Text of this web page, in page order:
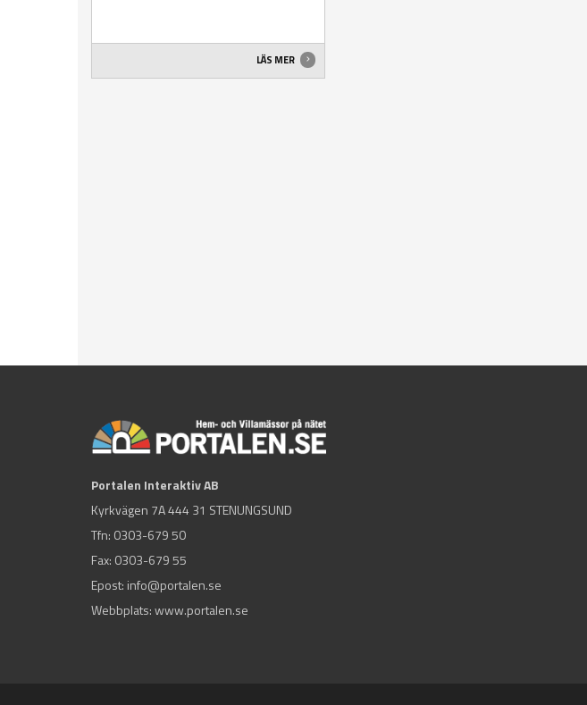
LÄS MER
Portalen Interaktiv AB
Kyrkvägen 7A 444 31 STENUNGSUND
Tfn: 0303-679 50
Fax: 0303-679 55
Epost: info@portalen.se
Webbplats: www.portalen.se